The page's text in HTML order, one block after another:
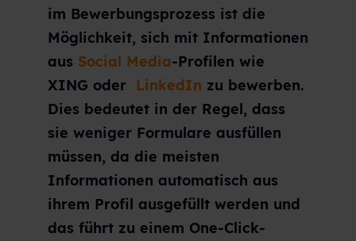
im Bewerbungsprozess ist die
Möglichkeit, sich mit Informationen
aus Social Media-Profilen wie
XING oder LinkedIn zu bewerben.
Dies bedeutet in der Regel, dass
sie weniger Formulare ausfüllen
müssen, da die meisten
Informationen automatisch aus
ihrem Profil ausgefüllt werden und
das führt zu einem One-Click-